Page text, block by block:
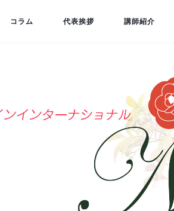
コラム 代表挨拶 講師紹介